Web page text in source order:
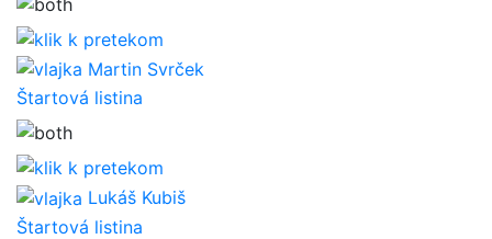
Martin Svrček
Štartová listina
Lukáš Kubiš
Štartová listina